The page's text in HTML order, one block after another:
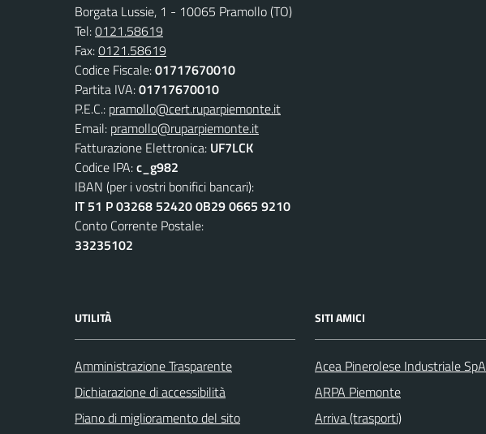
Borgata Lussie, 1 - 10065 Pramollo (TO)
Tel:0121.58619
Fax:0121.58619
Codice Fiscale:01717670010
Partita IVA:01717670010
P.E.C.: pramollo@cert.ruparpiemonte.it
Email: pramollo@ruparpiemonte.it
Fatturazione Elettronica: UF7LCK
Codice IPA:c_g982
IBAN (per i vostri bonifici bancari):
IT 51 P 03268 52420 0B29 0665 9210
Conto Corrente Postale:
33235102
UTILITÀ
Amministrazione Trasparente
Dichiarazione di accessibilità
Piano di miglioramento del sito
SITI AMICI
Acea Pinerolese Industriale SpA
ARPA Piemonte
Arriva (trasporti)